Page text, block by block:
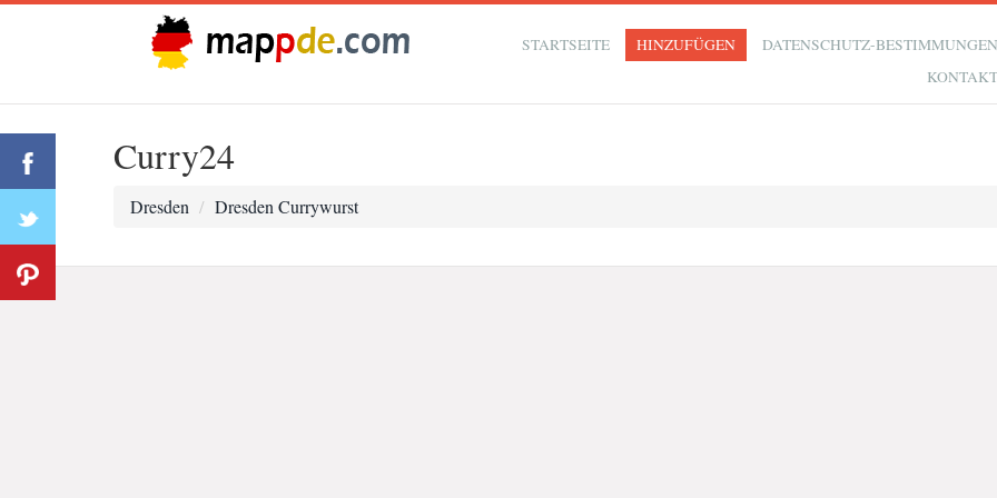
STARTSEITE HINZUFÜGEN
DATENSCHUTZ-
Curry24
Dresden Dresden Currywurst